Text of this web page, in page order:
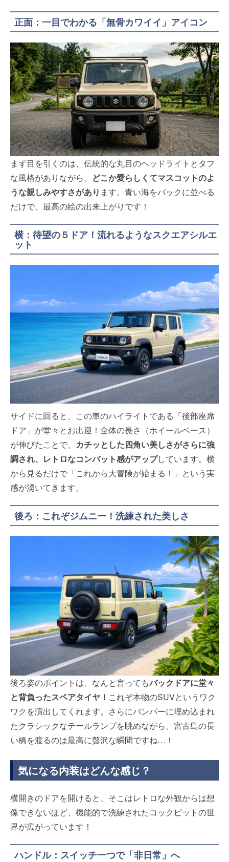
正面：一目でわかる「無骨カワイイ」アイコン
まず目を引くのは、伝統的な丸目のヘッドライトとタフ
な風格がありながら、 どこか愛らしくてマスコットのよ
うな親しみやすさがあり ます。青い海をバックに並べる
だけで、最高の絵の出来上がりです！
横：待望の５ドア！流れるようなスクエアシルエ
ット
サイドに回ると、この車のハイライトである「後部座席
ドア」が堂々とお出迎！全体の長さ（ホイールベース）
が伸びたことで、 カチッとした四角い美しさがさらに強
調され、レトロなコンバット感がアップしています。横
から見るだけで「これから大冒険が始まる！」という実
感が湧いてきます。
後ろ：これぞジムニー！洗練された美しさ
後ろ姿のポイントは、なんと言ってもバックドアに堂々
と背負ったスペアタイヤ！ これぞ本物のSUVというワク
ワクを演出してくれます。さらにバンパーに埋め込まれ
たクラシックなテールランプを眺めながら、宮古島の長
い橋を渡るのは最高に贅沢な瞬間ですね…！
気になる内装はどんな感じ？
横開きのドアを開けると、そこはレトロな外観からは想
像できないほど、機能的で洗練されたコックピットの世
界が広がっています！
ハンドル：スイッチ一つで「非日常」へ